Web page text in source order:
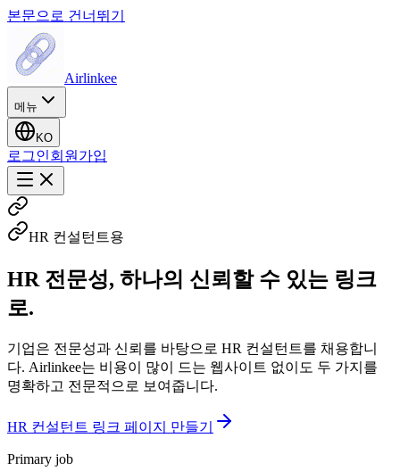
본문으로 건너뛰기
Airlinkee
메뉴
KO
로그인회원가입
HR 컨설턴트용
HR 전문성, 하나의 신뢰할 수 있는 링크
로.
기업은 전문성과 신뢰를 바탕으로 HR 컨설턴트를 채용합니
다. Airlinkee는 비용이 많이 드는 웹사이트 없이도 두 가지를
명확하고 전문적으로 보여줍니다.
HR 컨설턴트 링크 페이지 만들기
Primary job